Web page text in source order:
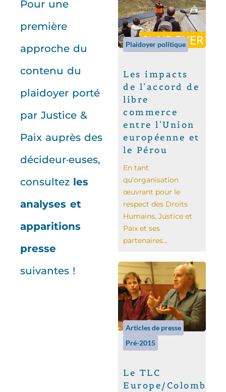
Pour une
première
approche du
contenu du
plaidoyer porté
par Justice &
Paix auprès des
décideur·euses,
consultez les
analyses et
apparitions
presse
suivantes !
Plaidoyer politique
Les impacts
de l’accord de
libre
commerce
entre l’Union
européenne et
le Pérou
En tant
qu’organisation
œuvrant pour le
respect des Droits
Humains, Justice et
Paix et ses
partenaires...
Articles de presse
Pré-2015
Le TLC
Europe/Colombie/